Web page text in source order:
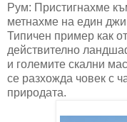
Рум: Пристигнахме
метнахме на един
Типичен пример как
действително
и големите скални
се разхожда човек с
природата.